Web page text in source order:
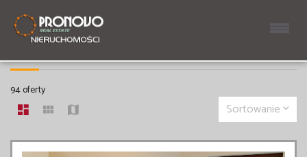
MIESZKANIA NA WYNAJEM
94 oferty
Sortowanie